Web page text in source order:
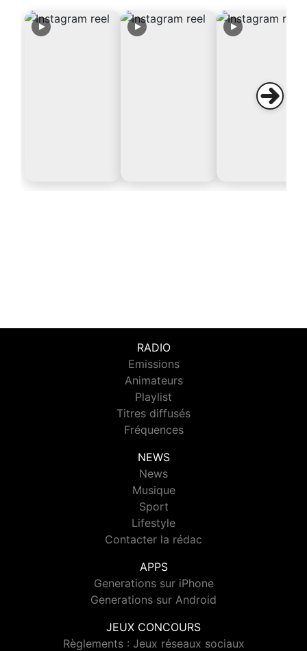
RADIO
Emissions
Animateurs
Playlist
Titres diffusés
Fréquences
NEWS
News
Musique
Sport
Lifestyle
Contacter la rédac
APPS
Generations sur iPhone
Generations sur Android
JEUX CONCOURS
Règlements : Jeux réseaux sociaux